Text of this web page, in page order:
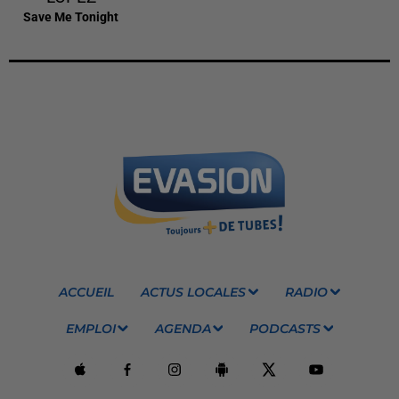
Save Me Tonight
ACCUEIL ACTUS LOCALES RADIO
EMPLOI AGENDA PODCASTS